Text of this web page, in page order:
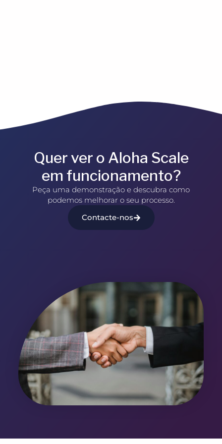
Quer ver o Aloha Scale
em funcionamento?
Peça uma demonstração e descubra como
podemos melhorar o seu processo.
Contacte-nos